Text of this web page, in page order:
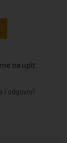
na upit
i odgovori